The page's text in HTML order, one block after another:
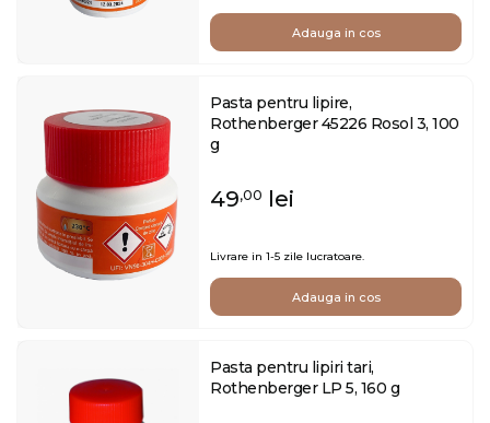
Adauga in cos
Pasta pentru lipire,
Rothenberger 45226 Rosol 3, 100
g
49,00 lei
Livrare in 1-5 zile lucratoare.
Adauga in cos
Pasta pentru lipiri tari,
Rothenberger LP 5, 160 g